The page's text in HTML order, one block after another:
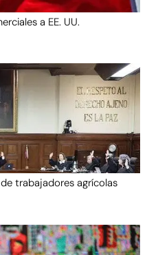
a EE. UU.
trabajadores agrícolas